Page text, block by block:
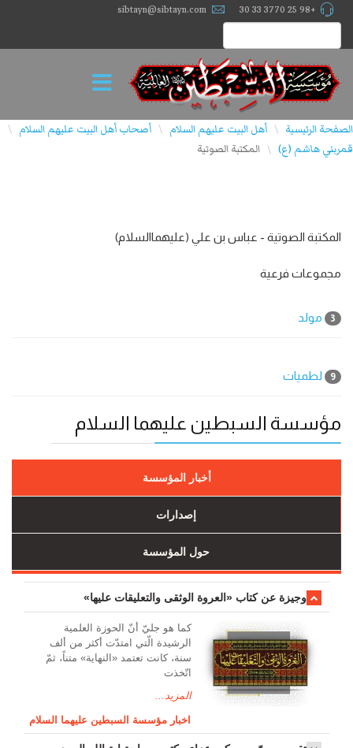
+98 25 3770 33 30
sibtayn@sibtayn.com
الصفحة الرئيسية \ أهل البيت عليهم السلام \ أصحاب أهل البيت علیهم السلام \
قمربني هاشم (ع) \ المكتبة الصوتية
المکتبة الصوتیة - عباس بن علي (عليهماالسلام)
مجموعات فرعية
3 مولد
9 لطميات
مؤسسة السبطين عليهما السلام
أخبار المؤسسة
إصدارات
حول المؤسسة
وجیزة عن کتاب «العروة الوثقی والتعلیقات علیها»
کما هو جليّ أنّ الحوزة العلمیة
الرشیدة الّتي امتدّت أكثر من ألف
سنة، كانت تعتمد «النهاية» متناً، ثمّ
اتّخذت
المزيد...
اخبار مؤسسة السبطين عليهما السلام